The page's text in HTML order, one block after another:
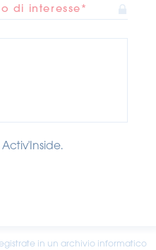
di interesse*
in un archivio informatico